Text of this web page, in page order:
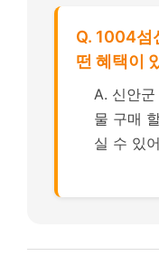
Q. 1004섬
떤 혜택이
A. 신안
물 구매
실 수 있